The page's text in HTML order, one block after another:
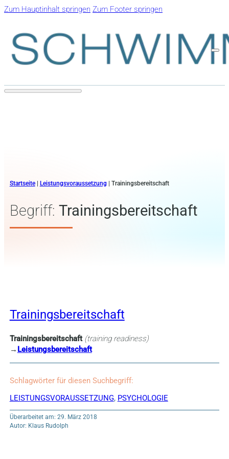
Zum Hauptinhalt springen Zum Footer springen
Startseite| Leistungsvoraussetzung Trainingsbereitschaft
Begriff: Trainingsbereitschaft
Trainingsbereitschaft
Trainingsbereitschaft (training readiness)
→ Leistungsbereitschaft
Schlagwörter für diesen Suchbegriff:
LEISTUNGSVORAUSSETZUNG, PSYCHOLOGIE
Überarbeitet am: 29. März 2018
Autor: Klaus Rudolph